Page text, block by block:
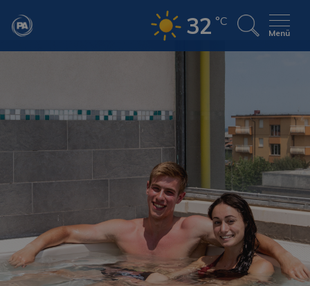
32 °C
Menü